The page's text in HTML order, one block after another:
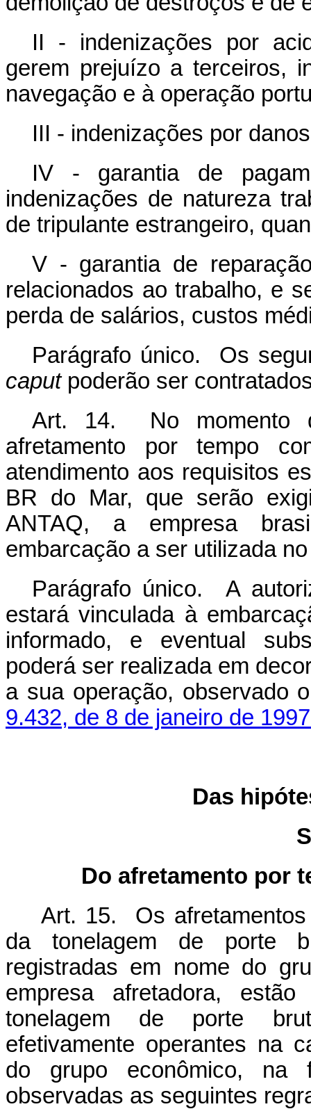
II - indenizações por
gerem prejuízo a terceiros,
navegação e à operação
III - indenizações por
IV - garantia de
indenizações de natureza
de tripulante estrangeiro,
V - garantia de
relacionados ao trabalho, e
perda de salários, custos
Parágrafo único. Os
caputpoderão ser
Art. 14. No momento
afretamento por tempo
atendimento aos requisitos
BR do Mar, que serão
ANTAQ, a empresa
embarcação a ser utilizada
Parágrafo único. A
estará vinculada à
informado, e eventual
poderá ser realizada em
a sua operação, observado
9.432, de 8 de janeiro de
Das
Do afretamento por
Art. 15. Os
da tonelagem de porte
registradas em nome do
empresa afretadora,
tonelagem de porte
efetivamente operantes na
do grupo econômico, na
observadas as seguintes